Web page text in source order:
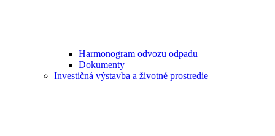
Harmonogram odvozu odpadu
Dokumenty
Investičná výstavba a životné prostredie